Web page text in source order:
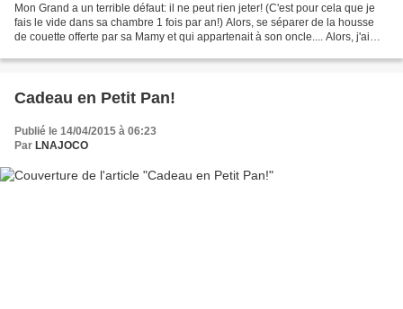
Mon Grand a un terrible défaut: il ne peut rien jeter! (C'est pour cela que je
fais le vide dans sa chambre 1 fois par an!) Alors, se séparer de la housse
de couette offerte par sa Mamy et qui appartenait à son oncle.... Alors, j'ai
Cadeau en Petit Pan!
Publié le 14/04/2015 à 06:23
Par LNAJOCO